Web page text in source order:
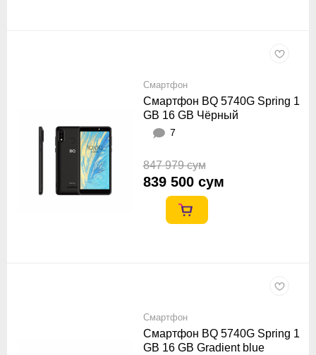
Смартфон
Смартфон BQ 5740G Spring 1
GB 16 GB Чёрный
7
847 979 сум
839 500 сум
Смартфон
Смартфон BQ 5740G Spring 1
GB 16 GB Gradient blue